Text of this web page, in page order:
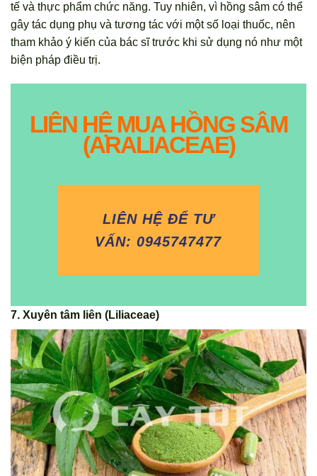
tế và thực phẩm chức năng. Tuy nhiên, vì hồng sâm có thể
gây tác dụng phụ và tương tác với một số loại thuốc, nên
tham khảo ý kiến của bác sĩ trước khi sử dụng nó như một
biện pháp điều trị.
LIÊN HỆ MUA HỒNG SÂM
(ARALIACEAE)
LIÊN HỆ ĐỂ TƯ
VẤN: 0945747477
7. Xuyên tâm liên (Liliaceae)